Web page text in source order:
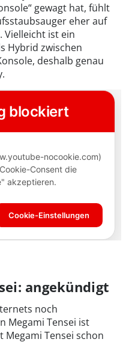
gewagt hat, fühlt
eher auf
Vielleicht ist ein
Hybrid zwischen
deshalb genau
angekündigt
noch
Megami Tensei ist
Megami Tensei schon